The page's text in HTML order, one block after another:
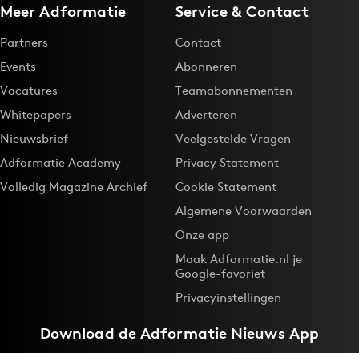
Meer Adformatie
Partners
Events
Vacatures
Whitepapers
Nieuwsbrief
Adformatie Academy
Volledig Magazine Archief
Service & Contact
Contact
Abonneren
Teamabonnementen
Adverteren
Veelgestelde Vragen
Privacy Statement
Cookie Statement
Algemene Voorwaarden
Onze app
Maak Adformatie.nl je
Google-favoriet
Privacyinstellingen
Download deAdformatie Nieuws App